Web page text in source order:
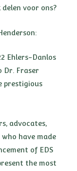
voor ons?
Ehlers-Danlos
Dr. Fraser
prestigious
advocates,
have made
of EDS
the most